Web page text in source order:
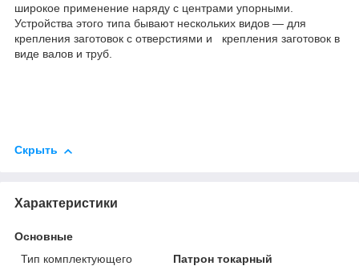
широкое применение наряду с центрами упорными.
Устройства этого типа бывают нескольких видов — для
крепления заготовок с отверстиями и крепления заготовок в
виде валов и труб.
Скрыть
Характеристики
Основные
Тип комплектующего
Патрон токарный